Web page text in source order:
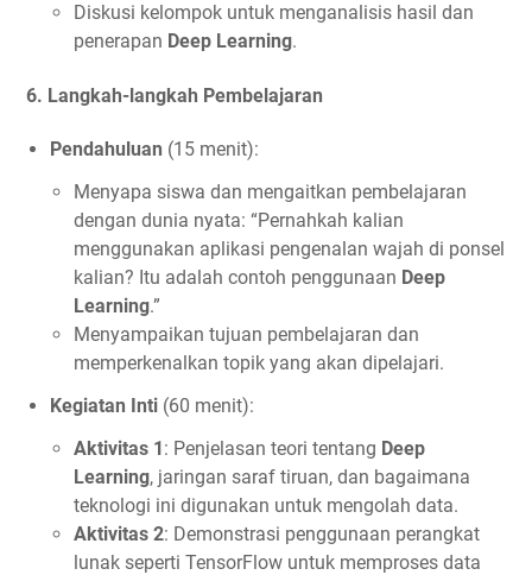
Diskusi kelompok untuk menganalisis hasil dan
penerapan Deep Learning.
6. Langkah-langkah Pembelajaran
Pendahuluan (15 menit):
Menyapa siswa dan mengaitkan pembelajaran
dengan dunia nyata: “Pernahkah kalian
menggunakan aplikasi pengenalan wajah di ponsel
kalian? Itu adalah contoh penggunaan Deep
Learning.”
Menyampaikan tujuan pembelajaran dan
memperkenalkan topik yang akan dipelajari.
Kegiatan Inti (60 menit):
Aktivitas 1: Penjelasan teori tentang Deep
Learning, jaringan saraf tiruan, dan bagaimana
teknologi ini digunakan untuk mengolah data.
Aktivitas 2: Demonstrasi penggunaan perangkat
lunak seperti TensorFlow untuk memproses data